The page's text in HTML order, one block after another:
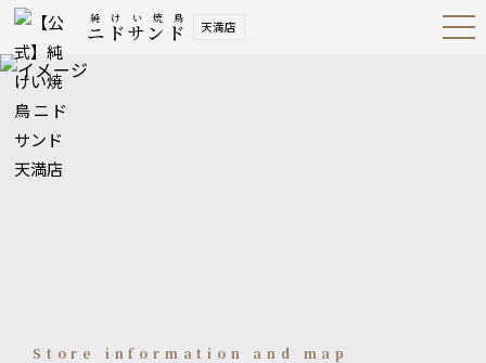
純けい焼鳥
ニドサンド 天満店 Open
Navig
Store information and map